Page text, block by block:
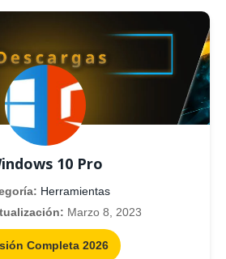
10 Pro
Herramientas
Marzo 8, 2023
Completa 2026